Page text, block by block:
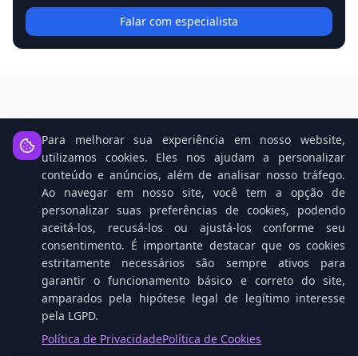
Falar com especialista
Notícias Relacionadas
Tablets Cresceram: A Nova Geração que Desafia
os Notebooks no Trabalho
Para melhorar sua experiência em nosso website,
utilizamos cookies. Eles nos ajudam a personalizar
conteúdo e anúncios, além de analisar nosso tráfego.
Ao navegar em nosso site, você tem a opção de
personalizar suas preferências de cookies, podendo
aceitá-los, recusá-los ou ajustá-los conforme seu
consentimento. É importante destacar que os cookies
estritamente necessários são sempre ativos para
garantir o funcionamento básico e correto do site,
amparados pela hipótese legal de legítimo interesse
pela LGPD.
Política de PrivacidadePolítica de Cookies